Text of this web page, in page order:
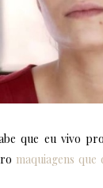
que eu vivo
maquiagens que